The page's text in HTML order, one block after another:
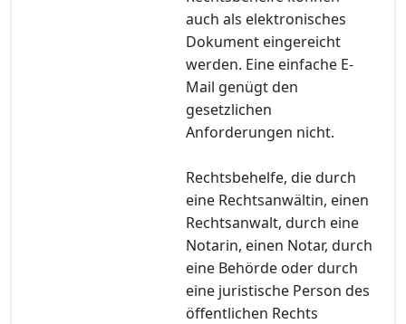
auch als elektronisches
Dokument eingereicht
werden. Eine einfache E-
Mail genügt den
gesetzlichen
Anforderungen nicht.
Rechtsbehelfe, die durch
eine Rechtsanwältin, einen
Rechtsanwalt, durch eine
Notarin, einen Notar, durch
eine Behörde oder durch
eine juristische Person des
öffentlichen Rechts